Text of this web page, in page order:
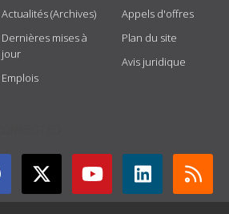
Actualités (Archives)
Dernières mises à
jour
Emplois
Appels d'offres
Plan du site
Avis juridique